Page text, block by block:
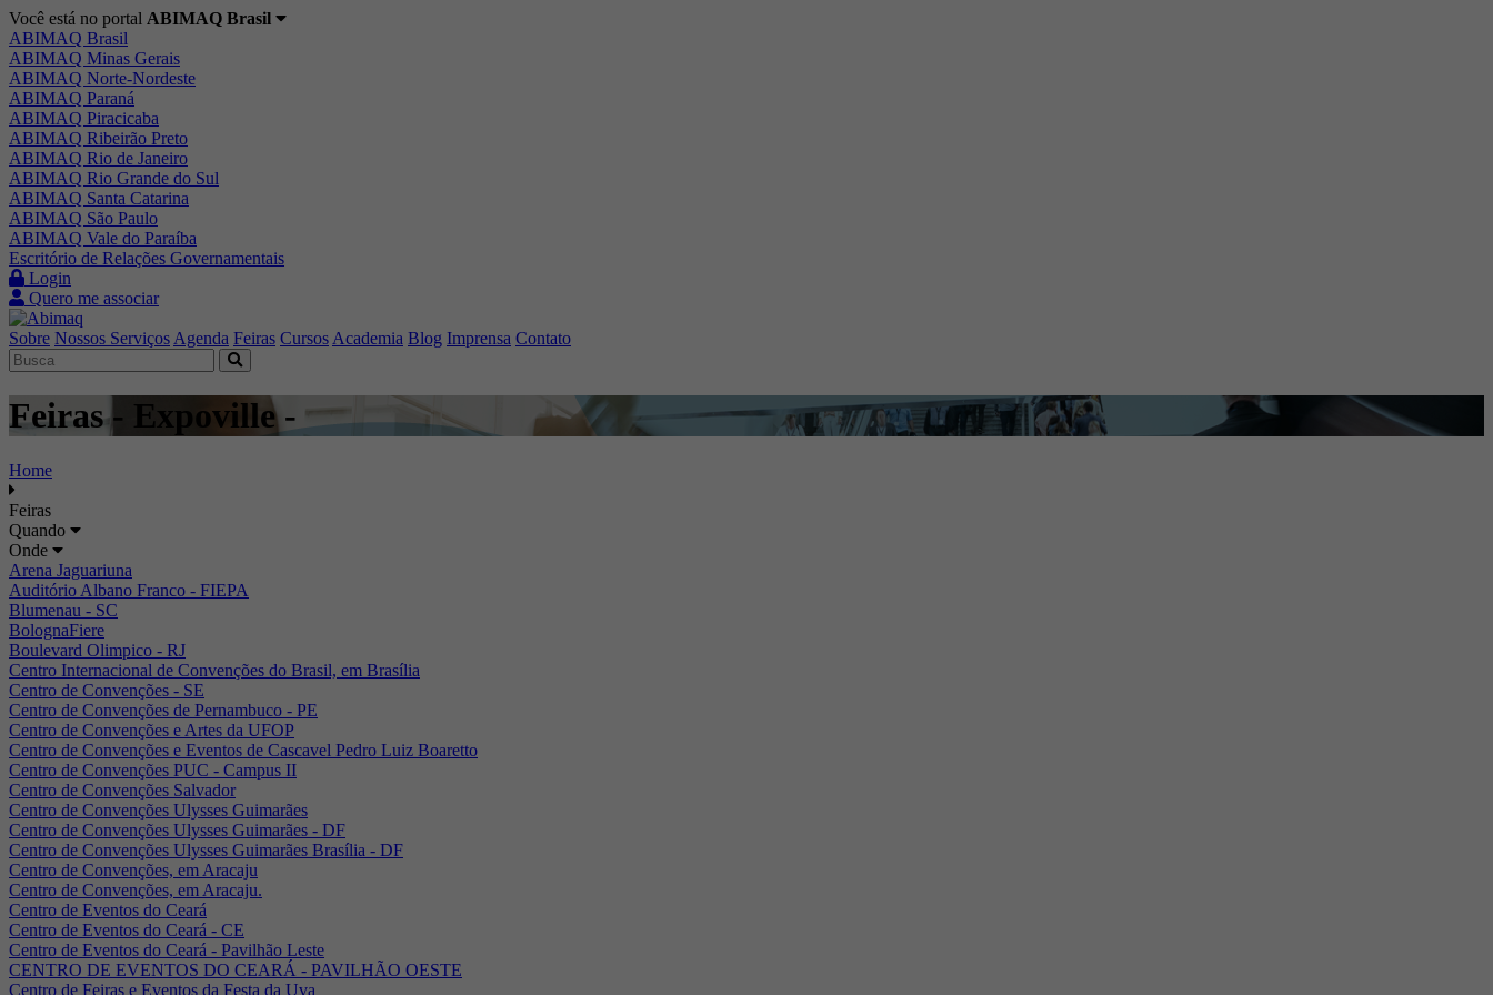
Você está no portal ABIMAQ Brasil
ABIMAQ Brasil
ABIMAQ Minas Gerais
ABIMAQ Norte-Nordeste
ABIMAQ Paraná
ABIMAQ Piracicaba
ABIMAQ Ribeirão Preto
ABIMAQ Rio de Janeiro
ABIMAQ Rio Grande do Sul
ABIMAQ Santa Catarina
ABIMAQ São Paulo
ABIMAQ Vale do Paraíba
Escritório de Relações Governamentais
Login
Quero me associar
Sobre Nossos Serviços Agenda Feiras Cursos Academia Blog Imprensa Contato
Feiras - Expoville -
Home
Feiras
Quando
Onde
Arena Jaguariuna
Auditório Albano Franco - FIEPA
Blumenau - SC
BolognaFiere
Boulevard Olimpico - RJ
Centro Internacional de Convenções do Brasil, em Brasília
Centro de Convenções - SE
Centro de Convenções de Pernambuco - PE
Centro de Convenções e Artes da UFOP
Centro de Convenções e Eventos de Cascavel Pedro Luiz Boaretto
Centro de Convenções PUC - Campus II
Centro de Convenções Salvador
Centro de Convenções Ulysses Guimarães
Centro de Convenções Ulysses Guimarães - DF
Centro de Convenções Ulysses Guimarães Brasília - DF
Centro de Convenções, em Aracaju
Centro de Convenções, em Aracaju.
Centro de Eventos do Ceará
Centro de Eventos do Ceará - CE
Centro de Eventos do Ceará - Pavilhão Leste
CENTRO DE EVENTOS DO CEARÁ - PAVILHÃO OESTE
Centro de Feiras e Eventos da Festa da Uva